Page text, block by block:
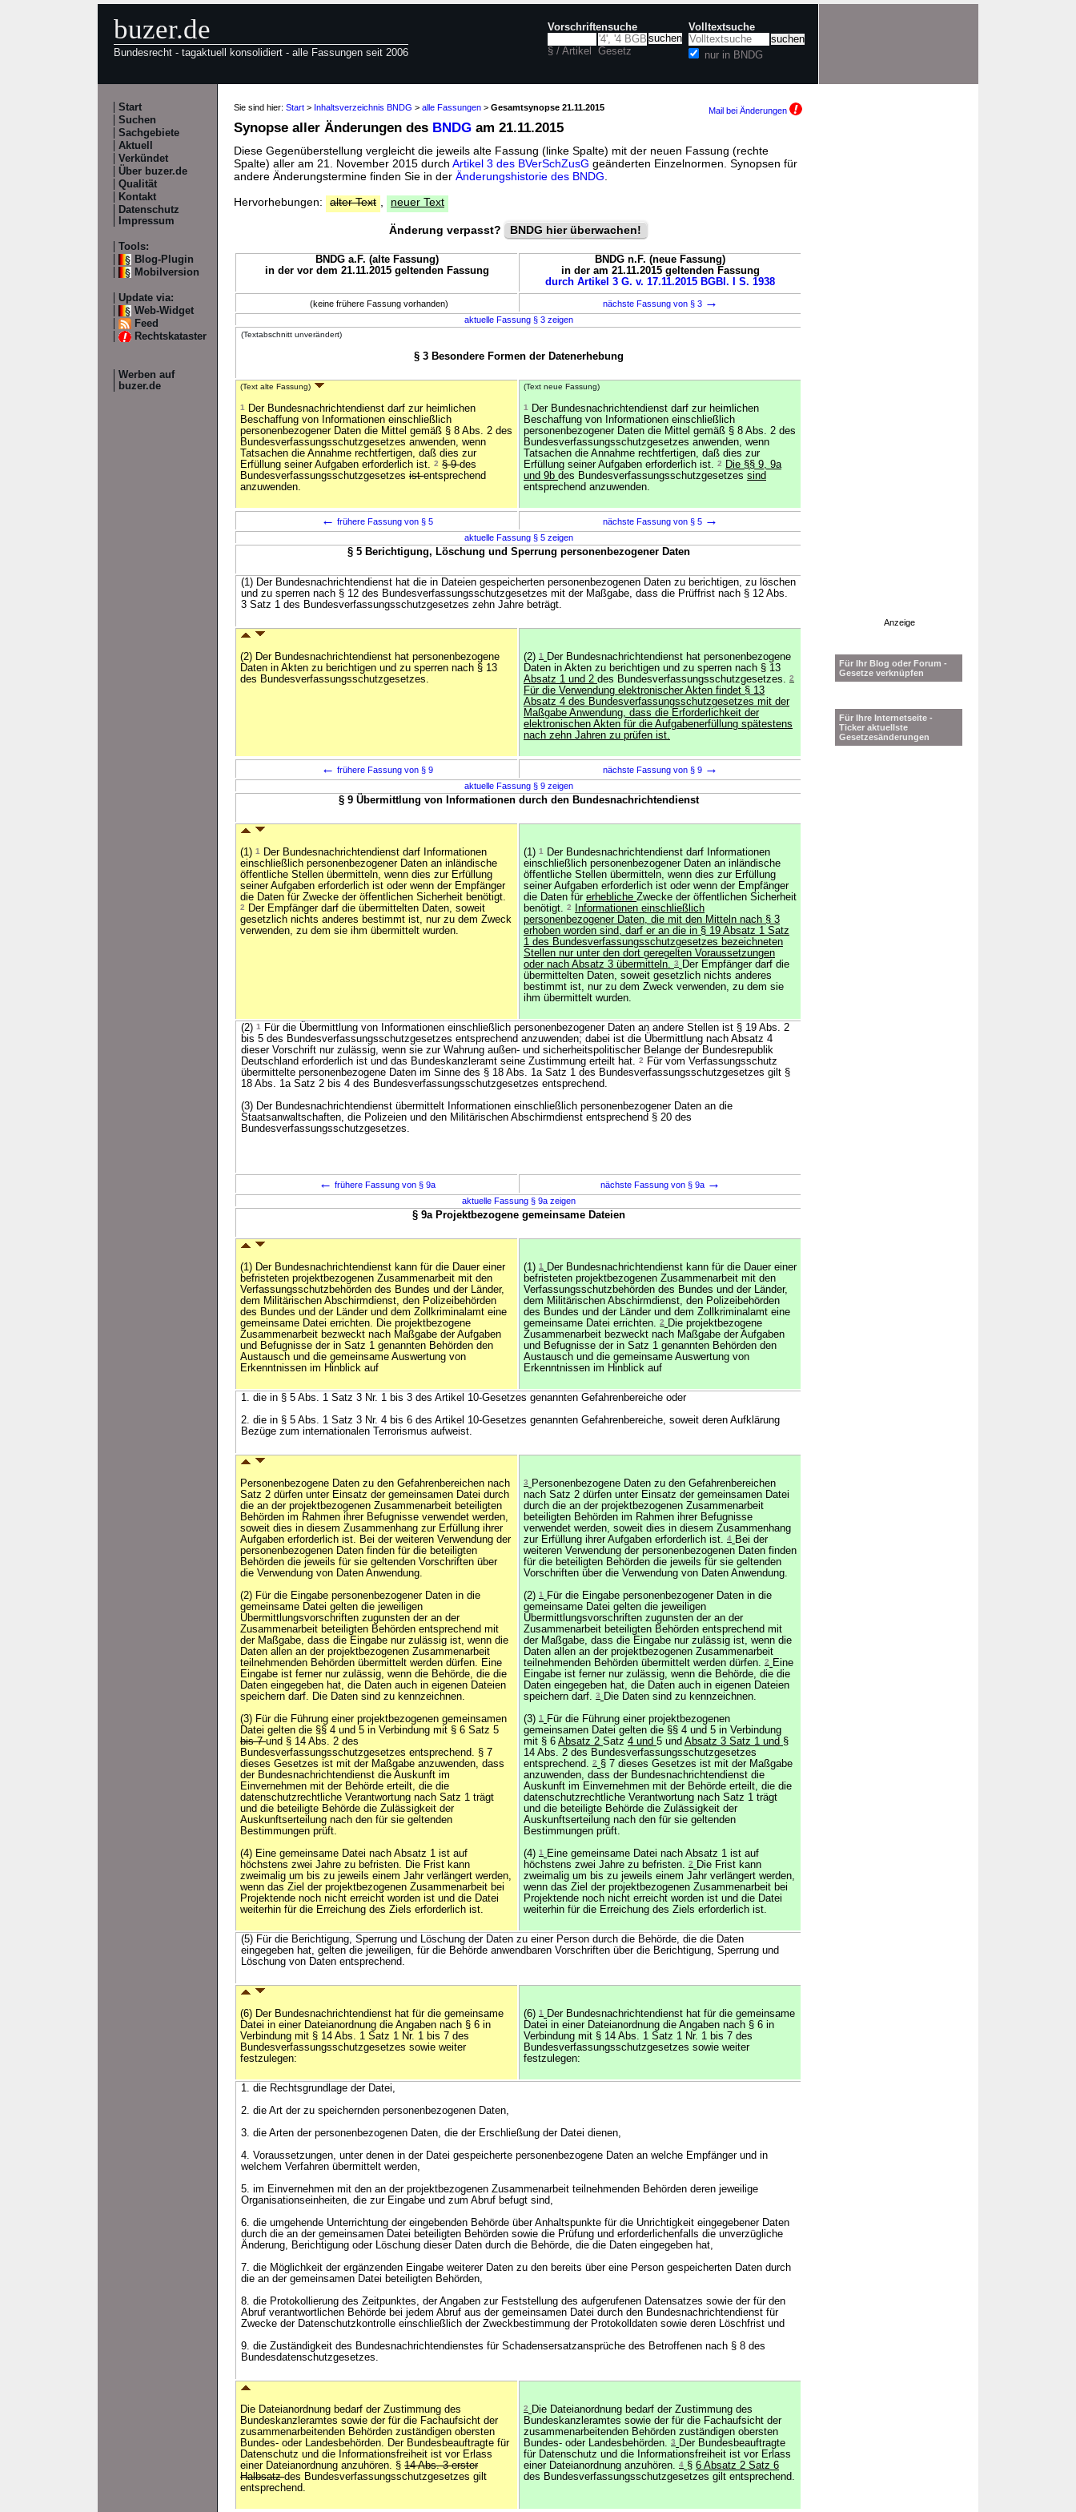
buzer.de
Bundesrecht - tagaktuell konsolidiert - alle Fassungen seit 2006
Vorschriftensuche
§ / Artikel Gesetz
Volltextsuche
nur in BNDG
Start
Suchen
Sachgebiete
Aktuell
Verkündet
Über buzer.de
Qualität
Kontakt
Datenschutz
Impressum
Tools:
Blog-Plugin
Mobilversion
Update via:
Web-Widget
Feed
Rechtskataster
Werben auf
buzer.de
Sie sind hier: Start > Inhaltsverzeichnis BNDG > alle Fassungen > Gesamtsynopse 21.11.2015 Mail bei Änderungen
Synopse aller Änderungen des BNDG am 21.11.2015
Diese Gegenüberstellung vergleicht die jeweils alte Fassung (linke Spalte) mit der neuen Fassung (rechte
Spalte) aller am 21. November 2015 durch Artikel 3 des BVerSchZusG geänderten Einzelnormen. Synopsen für
andere Änderungstermine finden Sie in der Änderungshistorie des BNDG
Hervorhebungen:
alter Text neuer Text
Änderung verpasst? BNDG hier überwachen!
BNDG a.F. (alte Fassung)
in der vor dem 21.11.2015 geltenden Fassung
BNDG n.F. (neue Fassung)
in der am 21.11.2015 geltenden Fassung
durch Artikel 3 G. v. 17.11.2015 BGBl. I S. 1938
(keine frühere Fassung vorhanden) nächste Fassung von § 3 →
aktuelle Fassung § 3 zeigen
(Textabschnitt unverändert)
§ 3 Besondere Formen der Datenerhebung
(Text alte Fassung)
1
Der Bundesnachrichtendienst darf zur heimlichen
Beschaffung von Informationen einschließlich
personenbezogener Daten die Mittel gemäß § 8 Abs. 2 des
Bundesverfassungsschutzgesetzes anwenden, wenn
Tatsachen die Annahme rechtfertigen, daß dies zur
Erfüllung seiner Aufgaben erforderlich ist. 2 § 9des
Bundesverfassungsschutzgesetzes istentsprechend
anzuwenden.
(Text neue Fassung)
1
Der Bundesnachrichtendienst darf zur heimlichen
Beschaffung von Informationen einschließlich
personenbezogener Daten die Mittel gemäß § 8 Abs. 2 des
Bundesverfassungsschutzgesetzes anwenden, wenn
Tatsachen die Annahme rechtfertigen, daß dies zur
Erfüllung seiner Aufgaben erforderlich ist. 2
Die §§ 9, 9a
und 9b des Bundesverfassungsschutzgesetzes sind
entsprechend anzuwenden.
← frühere Fassung von § 5 nächste Fassung von § 5 →
aktuelle Fassung § 5 zeigen
§ 5 Berichtigung, Löschung und Sperrung personenbezogener Daten
(1) Der Bundesnachrichtendienst hat die in Dateien gespeicherten personenbezogenen Daten zu berichtigen, zu löschen
und zu sperren nach § 12 des Bundesverfassungsschutzgesetzes mit der Maßgabe, dass die Prüffrist nach § 12 Abs.
3 Satz 1 des Bundesverfassungsschutzgesetzes zehn Jahre beträgt.
(2) Der Bundesnachrichtendienst hat personenbezogene
Daten in Akten zu berichtigen und zu sperren nach § 13
des Bundesverfassungsschutzgesetzes.
(2) 1
Der Bundesnachrichtendienst hat personenbezogene
Daten in Akten zu berichtigen und zu sperren nach § 13
Absatz 1 und 2 des Bundesverfassungsschutzgesetzes. 2
Für die Verwendung elektronischer Akten findet § 13
Absatz 4 des Bundesverfassungsschutzgesetzes mit der
Maßgabe Anwendung, dass die Erforderlichkeit der
elektronischen Akten für die Aufgabenerfüllung spätestens
nach zehn Jahren zu prüfen ist.
← frühere Fassung von § 9 nächste Fassung von § 9 →
aktuelle Fassung § 9 zeigen
§ 9 Übermittlung von Informationen durch den Bundesnachrichtendienst
(1) 1
Der Bundesnachrichtendienst darf Informationen
einschließlich personenbezogener Daten an inländische
öffentliche Stellen übermitteln, wenn dies zur Erfüllung
seiner Aufgaben erforderlich ist oder wenn der Empfänger
die Daten für Zwecke der öffentlichen Sicherheit benötigt.
2
Der Empfänger darf die übermittelten Daten, soweit
gesetzlich nichts anderes bestimmt ist, nur zu dem Zweck
verwenden, zu dem sie ihm übermittelt wurden.
(1) 1
Der Bundesnachrichtendienst darf Informationen
einschließlich personenbezogener Daten an inländische
öffentliche Stellen übermitteln, wenn dies zur Erfüllung
seiner Aufgaben erforderlich ist oder wenn der Empfänger
die Daten für erhebliche Zwecke der öffentlichen Sicherheit
benötigt. 2
Informationen einschließlich
personenbezogener Daten, die mit den Mitteln nach § 3
erhoben worden sind, darf er an die in § 19 Absatz 1 Satz
1 des Bundesverfassungsschutzgesetzes bezeichneten
Stellen nur unter den dort geregelten Voraussetzungen
oder nach Absatz 3 übermitteln. 3
Der Empfänger darf die
übermittelten Daten, soweit gesetzlich nichts anderes
bestimmt ist, nur zu dem Zweck verwenden, zu dem sie
ihm übermittelt wurden.
(2) 1
Für die Übermittlung von Informationen einschließlich personenbezogener Daten an andere Stellen ist § 19 Abs. 2
bis 5 des Bundesverfassungsschutzgesetzes entsprechend anzuwenden; dabei ist die Übermittlung nach Absatz 4
dieser Vorschrift nur zulässig, wenn sie zur Wahrung außen- und sicherheitspolitischer Belange der Bundesrepublik
Deutschland erforderlich ist und das Bundeskanzleramt seine Zustimmung erteilt hat. 2
Für vom Verfassungsschutz
übermittelte personenbezogene Daten im Sinne des § 18 Abs. 1a Satz 1 des Bundesverfassungsschutzgesetzes gilt §
18 Abs. 1a Satz 2 bis 4 des Bundesverfassungsschutzgesetzes entsprechend.
(3) Der Bundesnachrichtendienst übermittelt Informationen einschließlich personenbezogener Daten an die
Staatsanwaltschaften, die Polizeien und den Militärischen Abschirmdienst entsprechend § 20 des
Bundesverfassungsschutzgesetzes.
← frühere Fassung von § 9a nächste Fassung von § 9a →
aktuelle Fassung § 9a zeigen
§ 9a Projektbezogene gemeinsame Dateien
(1) Der Bundesnachrichtendienst kann für die Dauer einer
befristeten projektbezogenen Zusammenarbeit mit den
Verfassungsschutzbehörden des Bundes und der Länder,
dem Militärischen Abschirmdienst, den Polizeibehörden
des Bundes und der Länder und dem Zollkriminalamt eine
gemeinsame Datei errichten. Die projektbezogene
Zusammenarbeit bezweckt nach Maßgabe der Aufgaben
und Befugnisse der in Satz 1 genannten Behörden den
Austausch und die gemeinsame Auswertung von
Erkenntnissen im Hinblick auf
(1) 1
Der Bundesnachrichtendienst kann für die Dauer einer
befristeten projektbezogenen Zusammenarbeit mit den
Verfassungsschutzbehörden des Bundes und der Länder,
dem Militärischen Abschirmdienst, den Polizeibehörden
des Bundes und der Länder und dem Zollkriminalamt eine
gemeinsame Datei errichten. 2
Die projektbezogene
Zusammenarbeit bezweckt nach Maßgabe der Aufgaben
und Befugnisse der in Satz 1 genannten Behörden den
Austausch und die gemeinsame Auswertung von
Erkenntnissen im Hinblick auf
1. die in § 5 Abs. 1 Satz 3 Nr. 1 bis 3 des Artikel 10-Gesetzes genannten Gefahrenbereiche oder
2. die in § 5 Abs. 1 Satz 3 Nr. 4 bis 6 des Artikel 10-Gesetzes genannten Gefahrenbereiche, soweit deren Aufklärung
Bezüge zum internationalen Terrorismus aufweist.
Personenbezogene Daten zu den Gefahrenbereichen nach
Satz 2 dürfen unter Einsatz der gemeinsamen Datei durch
die an der projektbezogenen Zusammenarbeit beteiligten
Behörden im Rahmen ihrer Befugnisse verwendet werden,
soweit dies in diesem Zusammenhang zur Erfüllung ihrer
Aufgaben erforderlich ist. Bei der weiteren Verwendung der
personenbezogenen Daten finden für die beteiligten
Behörden die jeweils für sie geltenden Vorschriften über
die Verwendung von Daten Anwendung.
(2) Für die Eingabe personenbezogener Daten in die
gemeinsame Datei gelten die jeweiligen
Übermittlungsvorschriften zugunsten der an der
Zusammenarbeit beteiligten Behörden entsprechend mit
der Maßgabe, dass die Eingabe nur zulässig ist, wenn die
Daten allen an der projektbezogenen Zusammenarbeit
teilnehmenden Behörden übermittelt werden dürfen. Eine
Eingabe ist ferner nur zulässig, wenn die Behörde, die die
Daten eingegeben hat, die Daten auch in eigenen Dateien
speichern darf. Die Daten sind zu kennzeichnen.
(3) Für die Führung einer projektbezogenen gemeinsamen
Datei gelten die §§ 4 und 5 in Verbindung mit § 6 Satz 5
bis 7und § 14 Abs. 2 des
Bundesverfassungsschutzgesetzes entsprechend. § 7
dieses Gesetzes ist mit der Maßgabe anzuwenden, dass
der Bundesnachrichtendienst die Auskunft im
Einvernehmen mit der Behörde erteilt, die die
datenschutzrechtliche Verantwortung nach Satz 1 trägt
und die beteiligte Behörde die Zulässigkeit der
Auskunftserteilung nach den für sie geltenden
Bestimmungen prüft.
(4) Eine gemeinsame Datei nach Absatz 1 ist auf
höchstens zwei Jahre zu befristen. Die Frist kann
zweimalig um bis zu jeweils einem Jahr verlängert werden,
wenn das Ziel der projektbezogenen Zusammenarbeit bei
Projektende noch nicht erreicht worden ist und die Datei
weiterhin für die Erreichung des Ziels erforderlich ist.
3
Personenbezogene Daten zu den Gefahrenbereichen
nach Satz 2 dürfen unter Einsatz der gemeinsamen Datei
durch die an der projektbezogenen Zusammenarbeit
beteiligten Behörden im Rahmen ihrer Befugnisse
verwendet werden, soweit dies in diesem Zusammenhang
zur Erfüllung ihrer Aufgaben erforderlich ist. 4 Bei der
weiteren Verwendung der personenbezogenen Daten finden
für die beteiligten Behörden die jeweils für sie geltenden
Vorschriften über die Verwendung von Daten Anwendung.
(2) 1
Für die Eingabe personenbezogener Daten in die
gemeinsame Datei gelten die jeweiligen
Übermittlungsvorschriften zugunsten der an der
Zusammenarbeit beteiligten Behörden entsprechend mit
der Maßgabe, dass die Eingabe nur zulässig ist, wenn die
Daten allen an der projektbezogenen Zusammenarbeit
teilnehmenden Behörden übermittelt werden dürfen. 2
Eine
Eingabe ist ferner nur zulässig, wenn die Behörde, die die
Daten eingegeben hat, die Daten auch in eigenen Dateien
speichern darf. 3
Die Daten sind zu kennzeichnen.
(3) 1
Für die Führung einer projektbezogenen
gemeinsamen Datei gelten die §§ 4 und 5 in Verbindung
mit § 6 Absatz 2 Satz 4 und 5 und Absatz 3 Satz 1 und §
14 Abs. 2 des Bundesverfassungsschutzgesetzes
entsprechend. 2 § 7 dieses Gesetzes ist mit der Maßgabe
anzuwenden, dass der Bundesnachrichtendienst die
Auskunft im Einvernehmen mit der Behörde erteilt, die die
datenschutzrechtliche Verantwortung nach Satz 1 trägt
und die beteiligte Behörde die Zulässigkeit der
Auskunftserteilung nach den für sie geltenden
Bestimmungen prüft.
(4) 1
Eine gemeinsame Datei nach Absatz 1 ist auf
höchstens zwei Jahre zu befristen. 2
Die Frist kann
zweimalig um bis zu jeweils einem Jahr verlängert werden,
wenn das Ziel der projektbezogenen Zusammenarbeit bei
Projektende noch nicht erreicht worden ist und die Datei
weiterhin für die Erreichung des Ziels erforderlich ist.
(5) Für die Berichtigung, Sperrung und Löschung der Daten zu einer Person durch die Behörde, die die Daten
eingegeben hat, gelten die jeweiligen, für die Behörde anwendbaren Vorschriften über die Berichtigung, Sperrung und
Löschung von Daten entsprechend.
(6) Der Bundesnachrichtendienst hat für die gemeinsame
Datei in einer Dateianordnung die Angaben nach § 6 in
Verbindung mit § 14 Abs. 1 Satz 1 Nr. 1 bis 7 des
Bundesverfassungsschutzgesetzes sowie weiter
festzulegen:
(6) 1
Der Bundesnachrichtendienst hat für die gemeinsame
Datei in einer Dateianordnung die Angaben nach § 6 in
Verbindung mit § 14 Abs. 1 Satz 1 Nr. 1 bis 7 des
Bundesverfassungsschutzgesetzes sowie weiter
festzulegen:
1. die Rechtsgrundlage der Datei,
2. die Art der zu speichernden personenbezogenen Daten,
3. die Arten der personenbezogenen Daten, die der Erschließung der Datei dienen,
4. Voraussetzungen, unter denen in der Datei gespeicherte personenbezogene Daten an welche Empfänger und in
welchem Verfahren übermittelt werden,
5. im Einvernehmen mit den an der projektbezogenen Zusammenarbeit teilnehmenden Behörden deren jeweilige
Organisationseinheiten, die zur Eingabe und zum Abruf befugt sind,
6. die umgehende Unterrichtung der eingebenden Behörde über Anhaltspunkte für die Unrichtigkeit eingegebener Daten
durch die an der gemeinsamen Datei beteiligten Behörden sowie die Prüfung und erforderlichenfalls die unverzügliche
Änderung, Berichtigung oder Löschung dieser Daten durch die Behörde, die die Daten eingegeben hat,
7. die Möglichkeit der ergänzenden Eingabe weiterer Daten zu den bereits über eine Person gespeicherten Daten durch
die an der gemeinsamen Datei beteiligten Behörden,
8. die Protokollierung des Zeitpunktes, der Angaben zur Feststellung des aufgerufenen Datensatzes sowie der für den
Abruf verantwortlichen Behörde bei jedem Abruf aus der gemeinsamen Datei durch den Bundesnachrichtendienst für
Zwecke der Datenschutzkontrolle einschließlich der Zweckbestimmung der Protokolldaten sowie deren Löschfrist und
9. die Zuständigkeit des Bundesnachrichtendienstes für Schadensersatzansprüche des Betroffenen nach § 8 des
Bundesdatenschutzgesetzes.
Die Dateianordnung bedarf der Zustimmung des
Bundeskanzleramtes sowie der für die Fachaufsicht der
zusammenarbeitenden Behörden zuständigen obersten
Bundes- oder Landesbehörden. Der Bundesbeauftragte für
Datenschutz und die Informationsfreiheit ist vor Erlass
einer Dateianordnung anzuhören. § 14 Abs. 3 erster
Halbsatzdes Bundesverfassungsschutzgesetzes gilt
entsprechend.
2
Die Dateianordnung bedarf der Zustimmung des
Bundeskanzleramtes sowie der für die Fachaufsicht der
zusammenarbeitenden Behörden zuständigen obersten
Bundes- oder Landesbehörden. 3
Der Bundesbeauftragte
für Datenschutz und die Informationsfreiheit ist vor Erlass
einer Dateianordnung anzuhören. 4 § 6 Absatz 2 Satz 6
des Bundesverfassungsschutzgesetzes gilt entsprechend.
Anzeige
Für Ihr Blog oder Forum -
Gesetze verknüpfen
Für Ihre Internetseite -
Ticker aktuellste
Gesetzesänderungen